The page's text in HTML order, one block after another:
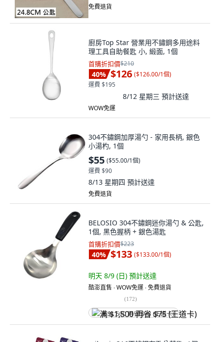
免費退貨
廚房Top Star 營業用不鏽鋼多用途料
理工具自助餐匙 小, 緞面, 1個
首購折扣價$210
40% $126 ($126.00/1個)
運費 $195
8/12 星期三 預計送達
WOW免運
304不鏽鋼加厚湯勺 - 家用長柄, 銀色
小湯杓, 1個
$55 ($55.00/1個)
運費 $90
8/13 星期四 預計送達
免費退貨
BELOSIO 304不鏽鋼迷你湯勺 & 公匙,
1個, 黑色握柄 + 銀色湯匙
首購折扣價$223
40% $133 ($133.00/1個)
明天 8/9 (日) 預計送達
酷澎直售 ∙ WOW免運 ∙ 免費退貨
(172)
满 $1,500 再省 $75 (王道卡)